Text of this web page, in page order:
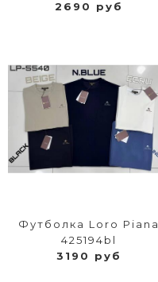
2690 руб
Футболка Loro Piana
425194bl
3190 руб